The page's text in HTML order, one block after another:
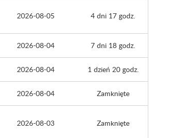
2026-08-05 4 dni 17 godz.
2026-08-04 7 dni 18 godz.
2026-08-04 1 dzień 20 godz.
2026-08-04 Zamknięte
2026-08-03 Zamknięte